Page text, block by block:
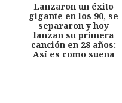
Lanzaron un éxito
gigante en los 90, se
separaron y hoy
lanzan su primera
canción en 28 años:
Así es como suena